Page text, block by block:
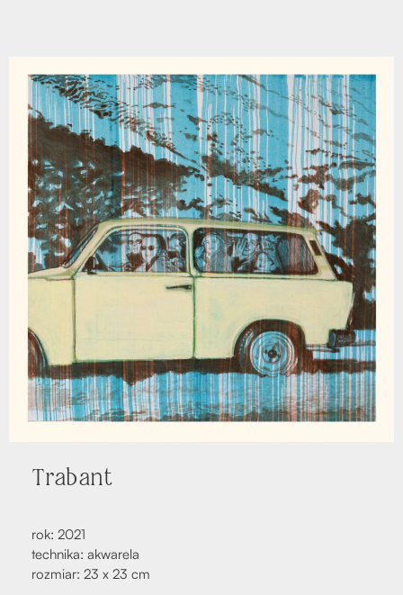
Tra­bant
rok: 2021
tech­ni­ka: akwa­re­la
roz­miar: 23 x 23 cm